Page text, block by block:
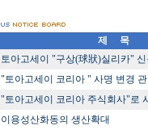
제 목
토아고세이 "구상(球狀)실리카"
"토아고세이 코리아 " 사명 변경
"토아고세이 코리아 주식회사"로
이용성산화동의 생산확대